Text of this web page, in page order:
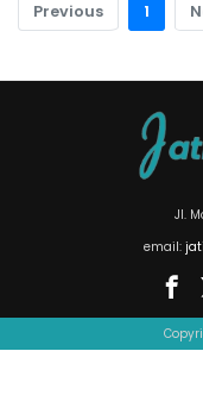
Previous 1
Jl.
email: